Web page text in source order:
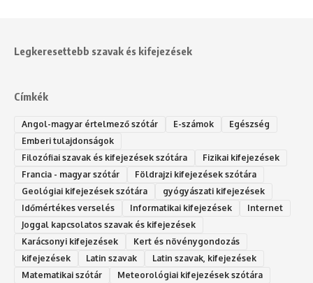
Legkeresettebb szavak és kifejezések
Címkék
Angol-magyar értelmező szótár E-számok
Egészség
Emberi tulajdonságok
Filozófiai szavak és kifejezések szótára
Fizikai kifejezések
Francia - magyar szótár
Földrajzi kifejezések szótára
Geológiai kifejezések szótára
gyógyászati kifejezések
Időmértékes verselés
Informatikai kifejezések
Internet
Joggal kapcsolatos szavak és kifejezések
Karácsonyi kifejezések
Kert és növénygondozás
kifejezések
Latin szavak
Latin szavak, kifejezések
Matematikai szótár
Meteorológiai kifejezések szótára